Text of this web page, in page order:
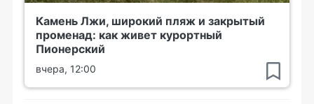
Камень Лжи, широкий пляж и закрытый
променад: как живет курортный
Пионерский
вчера, 12:00